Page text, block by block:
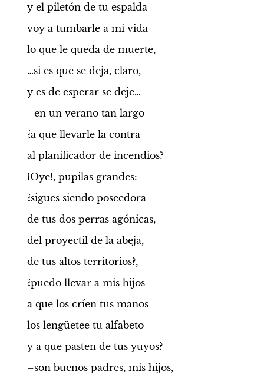
y el piletón de tu espalda
voy a tumbarle a mi vida
lo que le queda de muerte,
…si es que se deja, claro,
y es de esperar se deje…
–en un verano tan largo
¿a que llevarle la contra
al planificador de incendios?
¡Oye!, pupilas grandes:
¿sigues siendo poseedora
de tus dos perras agónicas,
del proyectil de la abeja,
de tus altos territorios?,
¿puedo llevar a mis hijos
a que los críen tus manos
los lengüetee tu alfabeto
y a que pasten de tus yuyos?
–son buenos padres, mis hijos,